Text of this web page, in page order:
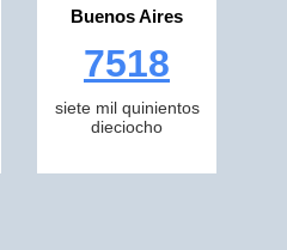
Buenos Aires
7518
siete mil quinientos
dieciocho